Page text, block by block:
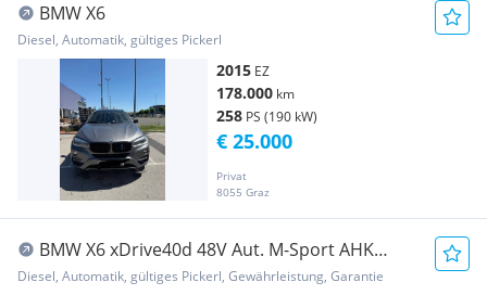
BMW X6
Diesel, Automatik, gültiges Pickerl
2015 EZ
178.000 km
258 PS (190 kW)
Privat
8055 Graz
€ 25.000
BMW X6 xDrive40d 48V Aut. M-Sport AHK
Laser Luft St...
Diesel, Automatik, gültiges Pickerl, Gewährleistung, Garantie